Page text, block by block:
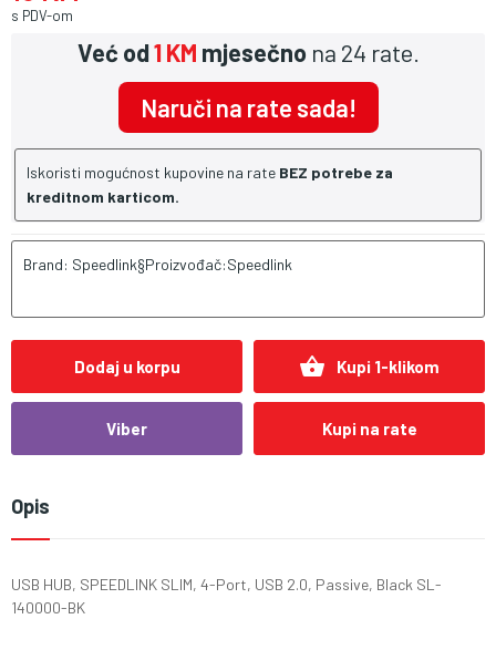
s PDV-om
Već od1 KM mjesečno na 24 rate.
Naruči na rate sada!
Iskoristi mogućnost kupovine na rate BEZ potrebe za
kreditnom karticom.
Brand: Speedlink§Proizvođač:Speedlink
Dodaj u korpu shopping_basket Kupi 1-klikom
Viber Kupi na rate
Opis
USB HUB, SPEEDLINK SLIM, 4-Port, USB 2.0, Passive, Black SL-
140000-BK